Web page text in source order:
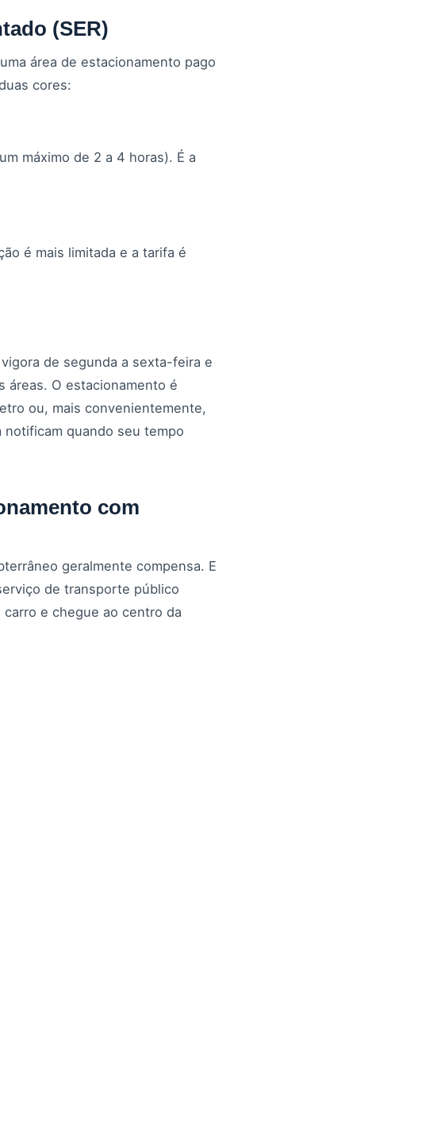
(SER)
área de estacionamento pago
cores:
máximo de 2 a 4 horas). É a
é mais limitada e a tarifa é
de segunda a sexta-feira e
áreas. O estacionamento é
ou, mais convenientemente,
quando seu tempo
com
geralmente compensa. E
de transporte público
e chegue ao centro da